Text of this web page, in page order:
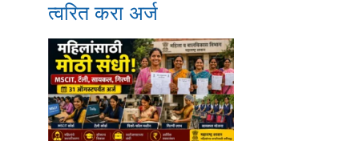
त्वरित करा अर्ज